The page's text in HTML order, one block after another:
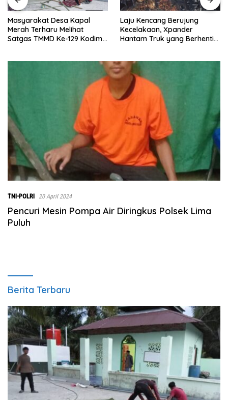
Masyarakat Desa Kapal
Merah Terharu Melihat
Satgas TMMD Ke-129 Kodim
Laju Kencang Berujung
Kecelakaan, Xpander
Hantam Truk yang Berhenti
TNI-POLRI 20 April 2024
Pencuri Mesin Pompa Air Diringkus Polsek Lima
Puluh
Berita Terbaru